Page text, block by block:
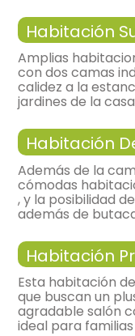
bonitas
- habitación
habitación
- habitación
WC,
Habitación
Amplias
con dos camas
calidez a la
jardines de la casa
habitación
- habitación
WC,
Habitación
Además de la
cómodas
, y la posibilidad
además de
habitación
Habitación
Esta habitación
que buscan un
agradable salón
ideal para familias